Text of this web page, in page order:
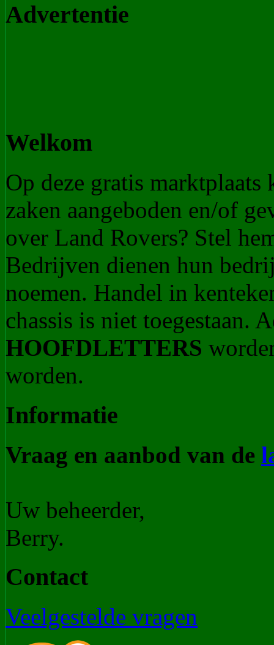
Advertentie
Welkom
Op deze gratis marktplaats
zaken aangeboden en/of
over Land Rovers? Stel
Bedrijven dienen hun
noemen. Handel in
chassis is niet toegestaan.
HOOFDLETTERS
worden.
Informatie
Vraag en aanbod van de
Uw beheerder,
Berry.
Contact
Veelgestelde vragen